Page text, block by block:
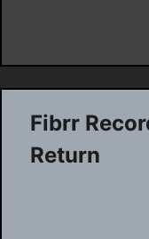
Fibrr
Return